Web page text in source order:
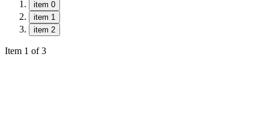
item 0
item 1
item 2
Item 1 of 3